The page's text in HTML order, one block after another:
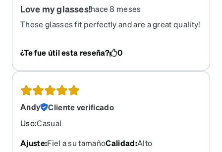
Love my glasses!hace 8 meses
These glasses fit perfectly and are a great quality!
¿Te fue útil esta reseña?
0
Andy
Cliente verificado
Uso:Casual
Ajuste:Fiel a su tamañoCalidad:Alto